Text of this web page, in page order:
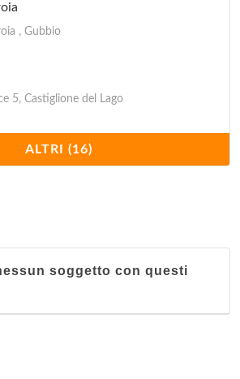
, Gubbio
5, Castiglione del Lago
Rurale
del Loco , Collazzone
ALTRI (16)
soggetto con questi